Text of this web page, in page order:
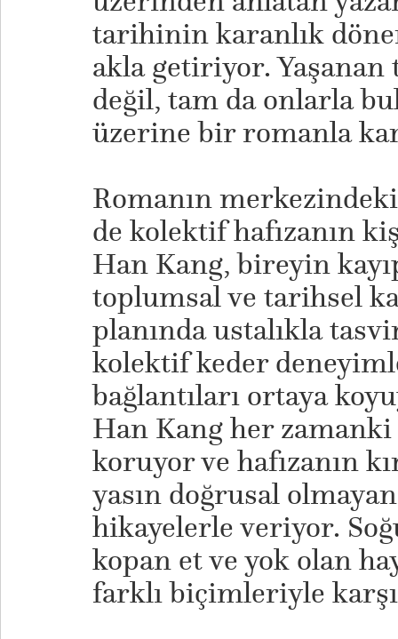
tarihinin karanlık
akla getiriyor.
değil, tam da onlarla
üzerine bir romanla
Romanın
de kolektif hafızanın
Han Kang, bireyin
toplumsal ve tarihsel
planında ustalıkla
kolektif keder
bağlantıları ortaya
Han Kang her
koruyor ve hafızanın
yasın doğrusal
hikayelerle veriyor.
kopan et ve yok olan
farklı biçimleriyle